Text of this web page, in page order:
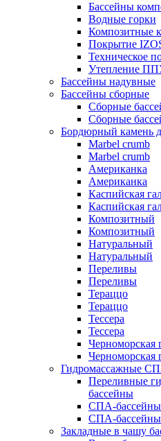
Бассейны
Водные горки
Композитные
Покрытие
Техническое
Утепление
Бассейны надувные
Бассейны сборные
Сборные
Сборные
Бордюрный камень
Marbel crumb
Marbel crumb
Американка
Американка
Каспийская
Каспийская
Композитный
Композитный
Натуральный
Натуральный
Переливы
Переливы
Тераццо
Тераццо
Тессера
Тессера
Черноморская
Черноморская
Гидромассажные
Переливные
бассейны
СПА-
СПА-бассейны
Закладные в чашу